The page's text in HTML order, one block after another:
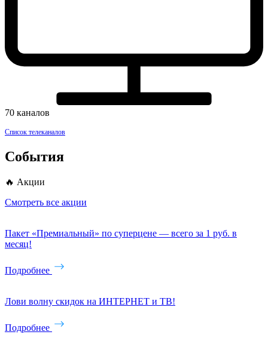
70 каналов
Список телеканалов
События
🔥 Акции
Смотреть все акции
Пакет «Премиальный» по суперцене — всего за 1 руб. в
месяц!
Подробнее
Лови волну скидок на ИНТЕРНЕТ и ТВ!
Подробнее